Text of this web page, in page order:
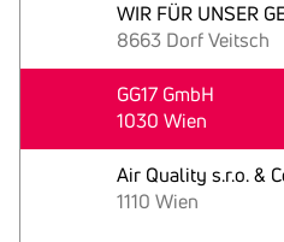
WIR FÜR UNSER
8663 Dorf Veitsch
GG17 GmbH
1030 Wien
Air Quality s.r.o. &
1110 Wien